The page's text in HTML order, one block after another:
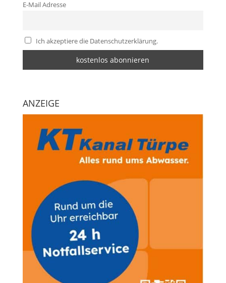
E-Mail Adresse
Ich akzeptiere die Datenschutzerklärung.
ANZEIGE